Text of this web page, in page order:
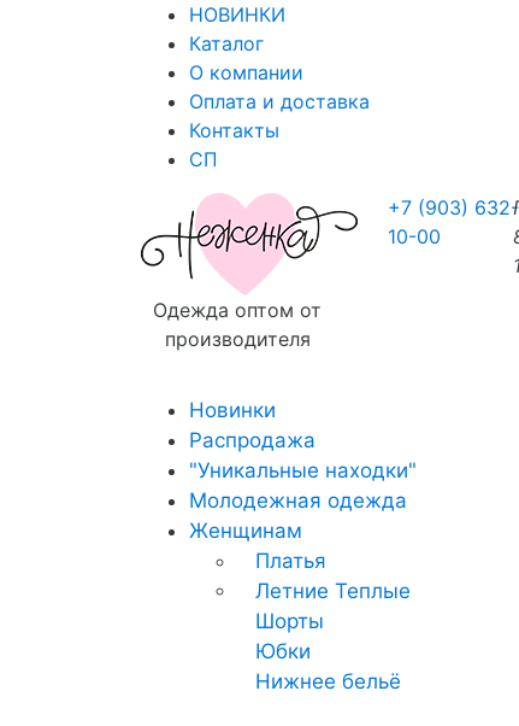
НОВИНКИ
Каталог
О компании
Оплата и доставка
Контакты
СП
Одежда оптом от
производителя
+7 (903) 632-
10-00
Новинки
Распродажа
"Уникальные находки"
Молодежная одежда
Женщинам
Платья
Летние Теплые
Шорты
Юбки
Нижнее бельё